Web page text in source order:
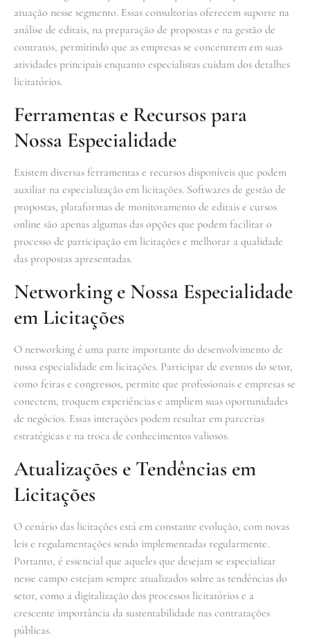
atuação nesse segmento. Essas consultorias oferecem suporte na
análise de editais, na preparação de propostas e na gestão de
contratos, permitindo que as empresas se concentrem em suas
atividades principais enquanto especialistas cuidam dos detalhes
licitatórios.
Ferramentas e Recursos para
Nossa Especialidade
Existem diversas ferramentas e recursos disponíveis que podem
auxiliar na especialização em licitações. Softwares de gestão de
propostas, plataformas de monitoramento de editais e cursos
online são apenas algumas das opções que podem facilitar o
processo de participação em licitações e melhorar a qualidade
das propostas apresentadas.
Networking e Nossa Especialidade
em Licitações
O networking é uma parte importante do desenvolvimento de
nossa especialidade em licitações. Participar de eventos do setor,
como feiras e congressos, permite que profissionais e empresas se
conectem, troquem experiências e ampliem suas oportunidades
de negócios. Essas interações podem resultar em parcerias
estratégicas e na troca de conhecimentos valiosos.
Atualizações e Tendências em
Licitações
O cenário das licitações está em constante evolução, com novas
leis e regulamentações sendo implementadas regularmente.
Portanto, é essencial que aqueles que desejam se especializar
nesse campo estejam sempre atualizados sobre as tendências do
setor, como a digitalização dos processos licitatórios e a
crescente importância da sustentabilidade nas contratações
públicas.